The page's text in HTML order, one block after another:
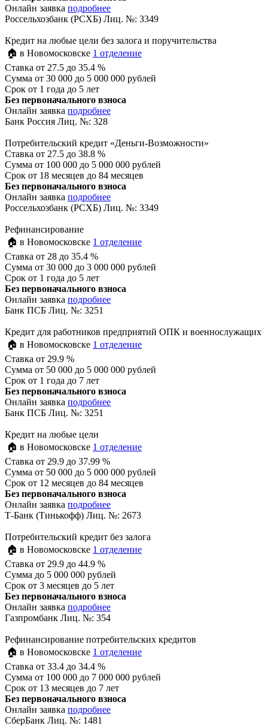
Онлайн заявка подробнее
Россельхозбанк (РСХБ) Лиц. №: 3349
Кредит на любые цели без залога и поручительства
🏠 в Новомосковске 1 отделение
Ставка от 27.5 до 35.4 %
Сумма от 30 000 до 5 000 000 рублей
Срок от 1 года до 5 лет
Без первоначального взноса
Онлайн заявка подробнее
Банк Россия Лиц. №: 328
Потребительский кредит «Деньги-Возможности»
Ставка от 27.5 до 38.8 %
Сумма от 100 000 до 5 000 000 рублей
Срок от 18 месяцев до 84 месяцев
Без первоначального взноса
Онлайн заявка подробнее
Россельхозбанк (РСХБ) Лиц. №: 3349
Рефинансирование
🏠 в Новомосковске 1 отделение
Ставка от 28 до 35.4 %
Сумма от 30 000 до 3 000 000 рублей
Срок от 1 года до 5 лет
Без первоначального взноса
Онлайн заявка подробнее
Банк ПСБ Лиц. №: 3251
Кредит для работников предприятий ОПК и военнослужащих
🏠 в Новомосковске 1 отделение
Ставка от 29.9 %
Сумма от 50 000 до 5 000 000 рублей
Срок от 1 года до 7 лет
Без первоначального взноса
Онлайн заявка подробнее
Банк ПСБ Лиц. №: 3251
Кредит на любые цели
🏠 в Новомосковске 1 отделение
Ставка от 29.9 до 37.99 %
Сумма от 50 000 до 5 000 000 рублей
Срок от 12 месяцев до 84 месяцев
Без первоначального взноса
Онлайн заявка подробнее
Т-Банк (Тинькофф) Лиц. №: 2673
Потребительский кредит без залога
🏠 в Новомосковске 1 отделение
Ставка от 29.9 до 44.9 %
Сумма до 5 000 000 рублей
Срок от 3 месяцев до 5 лет
Без первоначального взноса
Онлайн заявка подробнее
Газпромбанк Лиц. №: 354
Рефинансирование потребительских кредитов
🏠 в Новомосковске 1 отделение
Ставка от 33.4 до 34.4 %
Сумма от 100 000 до 7 000 000 рублей
Срок от 13 месяцев до 7 лет
Без первоначального взноса
Онлайн заявка подробнее
СберБанк Лиц. №: 1481